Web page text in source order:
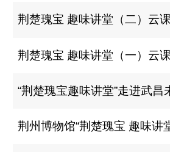
荆楚瑰宝 趣味讲堂（二）云
荆楚瑰宝 趣味讲堂（一）云